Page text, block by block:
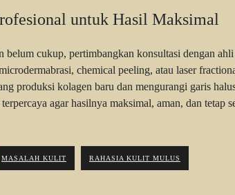
untuk Hasil Maksimal
belum cukup, pertimbangkan konsultasi dengan
chemical peeling, atau laser
produksi kolagen baru dan mengurangi garis
agar hasilnya maksimal, aman, dan tetap
MASALAH KULIT RAHASIA KULIT MULUS